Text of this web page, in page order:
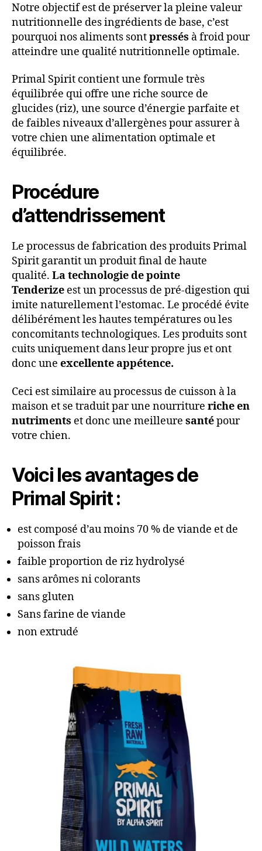
Notre objectif est de préserver la pleine valeur
nutritionnelle des ingrédients de base, c’est
pourquoi nos aliments sontpressés à froid pour
atteindre une qualité nutritionnelle optimale.
Primal Spirit contient une formule très
équilibrée qui offre une riche source de
glucides (riz), une source d’énergie parfaite et
de faibles niveaux d’allergènes pour assurer à
votre chien une alimentation optimale et
équilibrée.
Procédure
d’attendrissement
Le processus de fabrication des produits Primal
Spirit garantit un produit final de haute
qualité. La technologie de pointe
Tenderize est un processus de pré-digestion qui
imite naturellement l’estomac. Le procédé évite
délibérément les hautes températures ou les
concomitants technologiques. Les produits sont
cuits uniquement dans leur propre jus et ont
donc une excellente appétence.
Ceci est similaire au processus de cuisson à la
maison et se traduit par une nourriture riche en
nutriments et donc une meilleure santépour
votre chien.
Voici les avantages de
Primal Spirit :
est composé d’au moins 70 % de viande et de
poisson frais
faible proportion de riz hydrolysé
sans arômes ni colorants
sans gluten
Sans farine de viande
non extrudé